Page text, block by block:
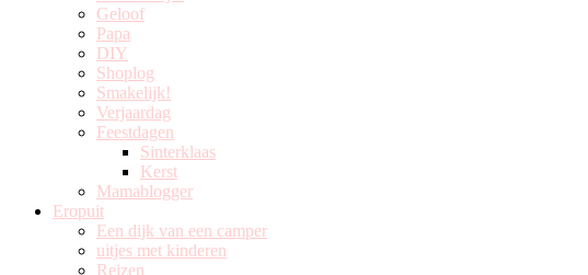
Geloof
Papa
DIY
Shoplog
Smakelijk!
Verjaardag
Feestdagen
Sinterklaas
Kerst
Mamablogger
Eropuit
Een dijk van een camper
uitjes met kinderen
Reizen